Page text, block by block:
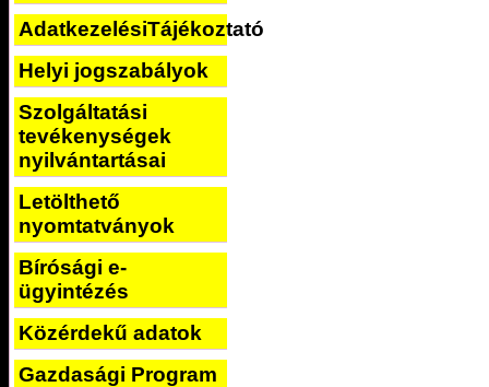
AdatkezelésiTájékoztató
Helyi jogszabályok
Szolgáltatási
tevékenységek
nyilvántartásai
Letölthető
nyomtatványok
Bírósági e-
ügyintézés
Közérdekű adatok
Gazdasági Program